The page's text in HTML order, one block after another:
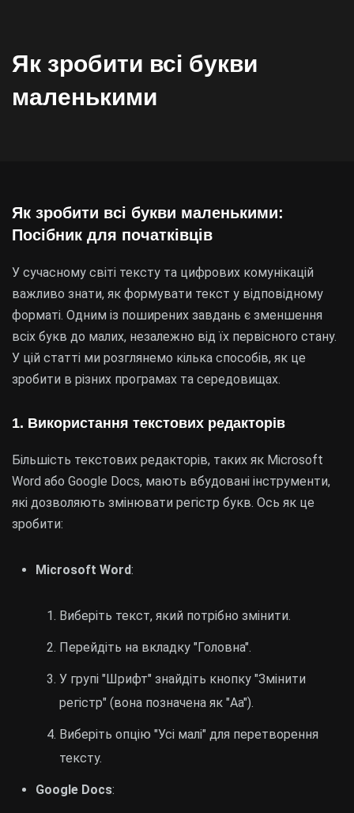
Як зробити всі букви
маленькими
Як зробити всі букви маленькими:
Посібник для початківців
У сучасному світі тексту та цифрових комунікацій
важливо знати, як формувати текст у відповідному
форматі. Одним із поширених завдань є зменшення
всіх букв до малих, незалежно від їх первісного стану.
У цій статті ми розглянемо кілька способів, як це
зробити в різних програмах та середовищах.
1. Використання текстових редакторів
Більшість текстових редакторів, таких як Microsoft
Word або Google Docs, мають вбудовані інструменти,
які дозволяють змінювати регістр букв. Ось як це
зробити:
Microsoft Word:
Виберіть текст, який потрібно змінити.
Перейдіть на вкладку "Головна".
У групі "Шрифт" знайдіть кнопку "Змінити
регістр" (вона позначена як "Aa").
Виберіть опцію "Усі малі" для перетворення
тексту.
Google Docs: